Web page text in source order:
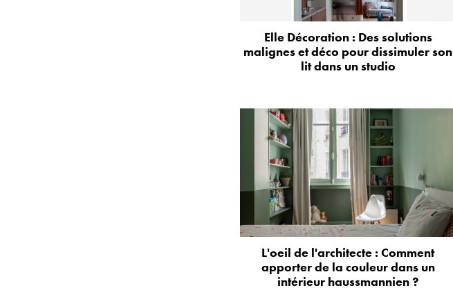
Elle Décoration : Des solutions
malignes et déco pour dissimuler son
lit dans un studio
L'oeil de l'architecte : Comment
apporter de la couleur dans un
intérieur haussmannien ?